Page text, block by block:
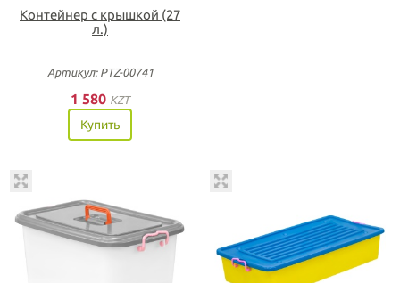
Контейнер с крышкой (27
л.)
Артикул: PTZ-00741
1 580 KZT
Купить